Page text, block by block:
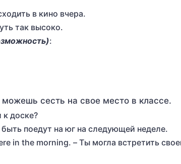
в кино вчера.
так высоко.
:
сесть на свое место в классе.
доске?
поедут на юг на следующей неделе.
in the morning. – Ты могла встретить